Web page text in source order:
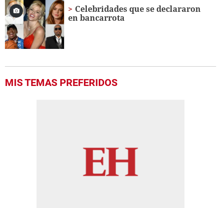
Celebridades que se declararon
en bancarrota
MIS TEMAS PREFERIDOS